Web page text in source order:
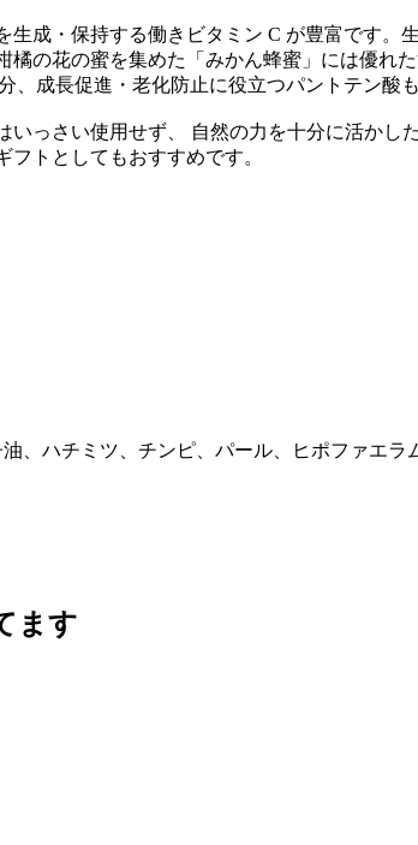
成・保持する働きビタミン C が豊富です
の花の蜜を集めた「みかん蜂蜜」には優れ
成長促進・老化防止に役立つパントテン酸
っさい使用せず、 自然の力を十分に活か
トとしてもおすすめです。
、ハチミツ、チンピ、パール、ヒポファエ
ます